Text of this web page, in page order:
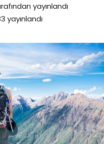
yayınlandı
yayınlandı